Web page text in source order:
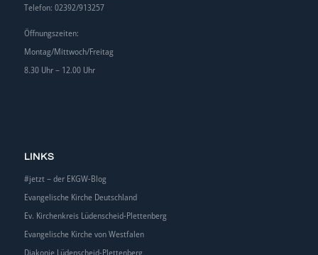
Telefon: 02392/913257
Öffnungszeiten:
Montag/Mittwoch/Freitag
8.30 Uhr – 12.00 Uhr
LINKS
#jetzt – der EKGW-Blog
Evangelische Kirche Deutschland
Ev. Kirchenkreis Lüdenscheid-Plettenberg
Evangelische Kirche von Westfalen